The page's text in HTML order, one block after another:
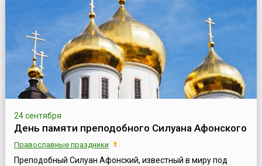
произойти Мессия. Супруги жили в Назарете Галилейском.
Ежегодно они отдавали две трети своих доходов в
Иерусалимский храм и бедным. По особому Промыслу Б...
24 сентября
День памяти преподобного Силуана Афонского
Православные праздники
Преподобный Силуан Афонский, известный в миру под